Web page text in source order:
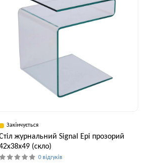
Закінчується
журнальний Signal Epi прозорий
(скло)
0 відгуків